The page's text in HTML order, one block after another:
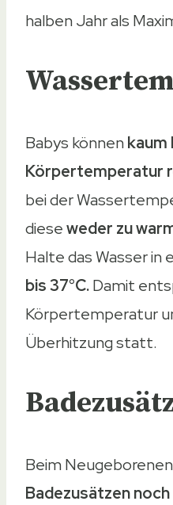
halben Jahr als
Babys könnenkaum
Körpertemperatur
bei der
dieseweder zu
Halte das Wasser in
bis 37°C.Damit
Körpertemperatur
Überhitzung statt.
Beim
Badezusätzen